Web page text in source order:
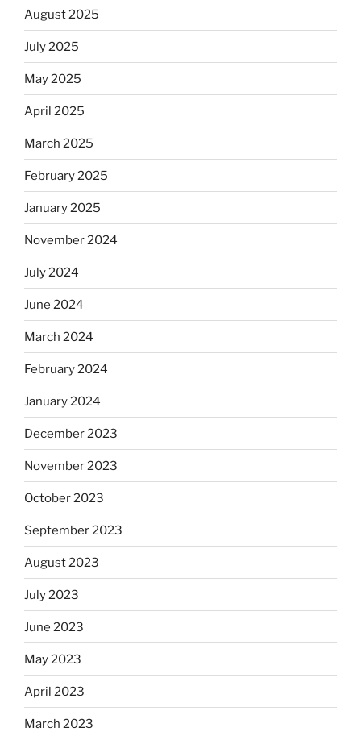
August 2025
July 2025
May 2025
April 2025
March 2025
February 2025
January 2025
November 2024
July 2024
June 2024
March 2024
February 2024
January 2024
December 2023
November 2023
October 2023
September 2023
August 2023
July 2023
June 2023
May 2023
April 2023
March 2023